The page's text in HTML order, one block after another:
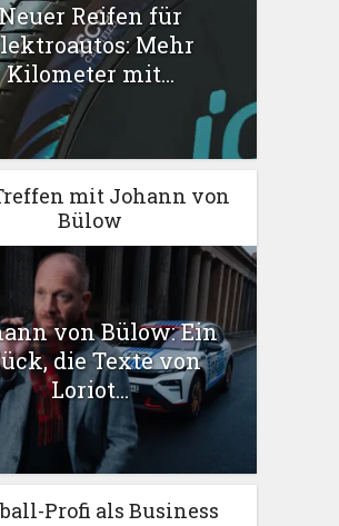
Reifen für
Mehr
Kilometer mit...
mit Johann von
Bülow
von Bülow: Ein
die Texte von
Loriot...
Profi als Business